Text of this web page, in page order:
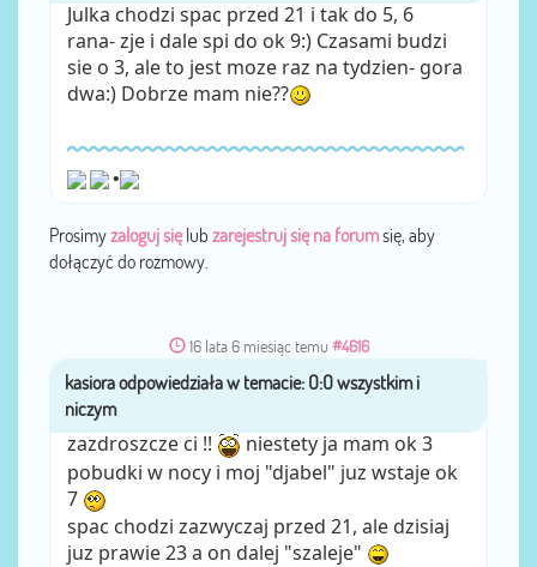
Julka chodzi spac przed 21 i tak do 5, 6
rana- zje i dale spi do ok 9:) Czasami budzi
sie o 3, ale to jest moze raz na tydzien- gora
dwa:) Dobrze mam nie??
•
Prosimyzaloguj sięlub zarejestruj się na forumsię, aby
dołączyć do rozmowy.
16 lata 6 miesiąc temu #4616
zazdroszcze ci !!
niestety ja mam ok 3
pobudki w nocy i moj "djabel" juz wstaje ok
7
spac chodzi zazwyczaj przed 21, ale dzisiaj
juz prawie 23 a on dalej "szaleje"